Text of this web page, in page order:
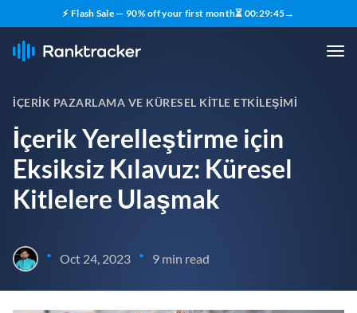
⚡ Flash Sale — 90% off your first month⏳ 00:29:44→
İÇERIK PAZARLAMA VE KÜRESEL KITLE ETKILEŞIMI
İçerik Yerelleştirme için
Eksiksiz Kılavuz: Küresel
Kitlelere Ulaşmak
• Oct 24, 2023 • 9 min read